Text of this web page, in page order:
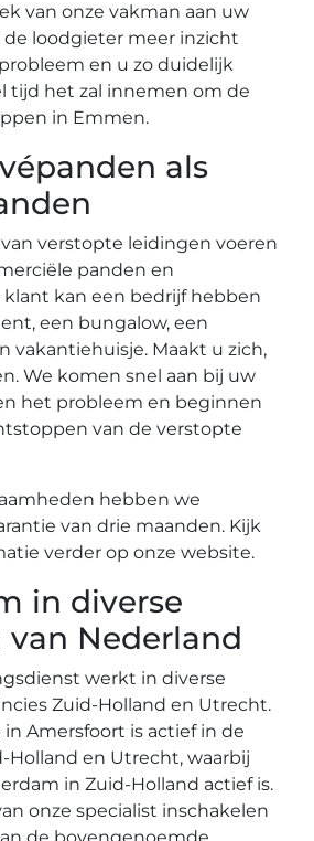
van onze vakman aan uw
de loodgieter meer inzicht
en u zo duidelijk
tijd het zal innemen om de
in Emmen.
als
verstopte leidingen voeren
panden en
klant kan een bedrijf hebben
een bungalow, een
vakantiehuisje. Maakt u zich,
We komen snel aan bij uw
het probleem en beginnen
van de verstopte
hebben we
van drie maanden. Kijk
verder op onze website.
in diverse
Nederland
werkt in diverse
Zuid-Holland en Utrecht.
Amersfoort is actief in de
Holland en Utrecht, waarbij
in Zuid-Holland actief is.
onze specialist inschakelen